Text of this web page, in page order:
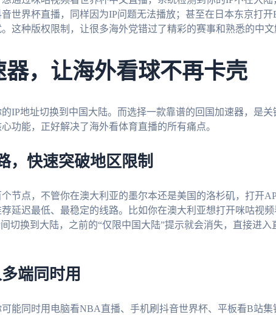
世界杯直播，同样因为IP问题无法播放；甚至在日本东京打开
这种版权限制，让很多海外党错过了精彩的赛事和熟悉的中文
器，让海外看球不再卡壳
IP地址切换到中国大陆。而选择一款靠谱的回国加速器，是关
功能，正好解决了海外看体育直播的所有痛点。
，快速突破地区限制
节点，不管你在澳大利亚的墨尔本还是美国的洛杉矶，打开
延迟最低、最稳定的线路。比如你在澳大利亚想打开咪咕视频
切换到大陆，之前的“仅限中国大陆”提示就会消失，直接进入
端同时用
能同时用电脑看NBA直播、手机刷抖音世界杯、平板看B站集